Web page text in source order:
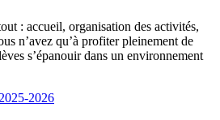
: accueil, organisation des activités,
n’avez qu’à profiter pleinement de
s’épanouir dans un environnement
2026